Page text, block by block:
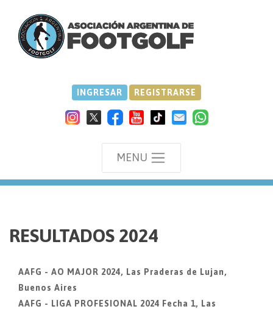
INGRESAR REGISTRARSE
MENU
RESULTADOS 2024
AAFG - AO MAJOR 2024, Las Praderas de Lujan,
Buenos Aires
AAFG - LIGA PROFESIONAL 2024 Fecha 1, Las